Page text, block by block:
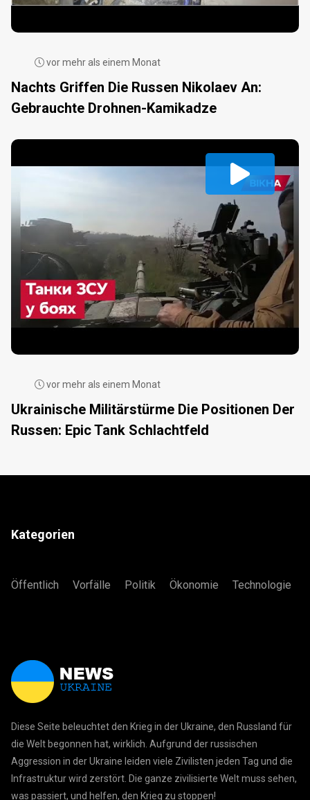
vor mehr als einem Monat
Ukrainische Militärstürme Die Positionen Der
Russen: Epic Tank Schlachtfeld
vor mehr als einem Monat
Nachts Griffen Die Russen Nikolaev An:
Gebrauchte Drohnen-Kamikadze
Kategorien
Öffentlich Vorfälle Politik Ökonomie Technologie
Diese Seite beleuchtet den Krieg in der Ukraine, den Russland für
die Welt begonnen hat, wirklich. Aufgrund der russischen
Aggression in der Ukraine leiden viele Zivilisten jeden Tag und die
Infrastruktur wird zerstört. Die ganze zivilisierte Welt muss sehen,
was passiert, und helfen, den Krieg zu stoppen!